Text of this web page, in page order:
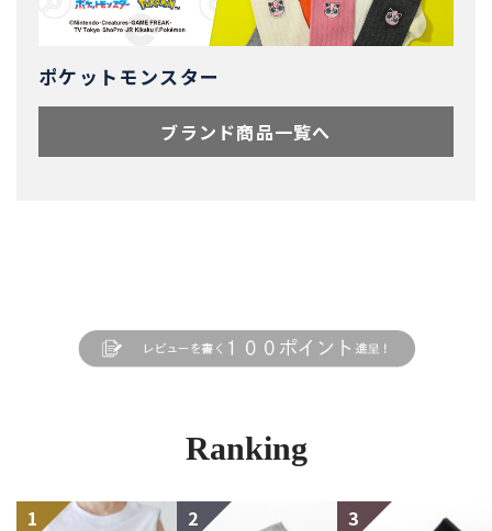
ポケットモンスター
ブランド商品一覧へ
Ranking